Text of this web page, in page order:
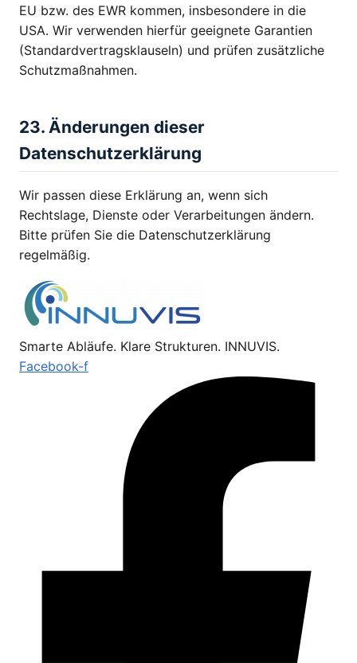
EU bzw. des EWR kommen, insbesondere in die
USA. Wir verwenden hierfür geeignete Garantien
(Standardvertragsklauseln) und prüfen zusätzliche
Schutzmaßnahmen.
23. Änderungen dieser
Datenschutzerklärung
Wir passen diese Erklärung an, wenn sich
Rechtslage, Dienste oder Verarbeitungen ändern.
Bitte prüfen Sie die Datenschutzerklärung
regelmäßig.
Smarte Abläufe. Klare Strukturen. INNUVIS.
Facebook-f